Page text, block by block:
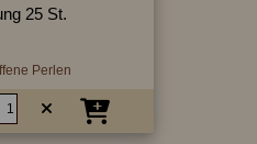
25 St.
Perlen